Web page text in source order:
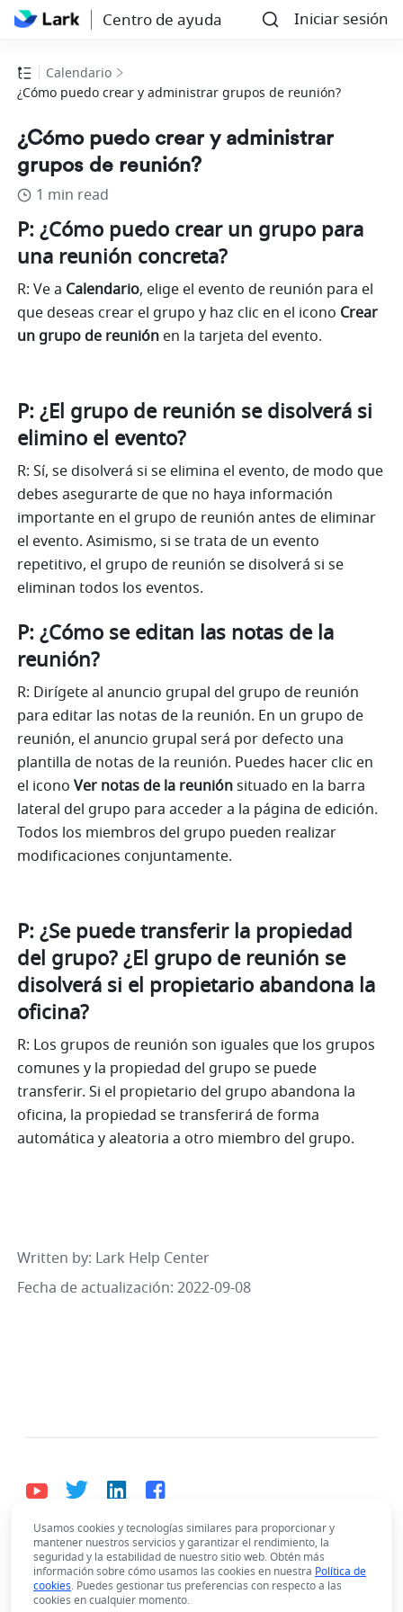
Centro de ayuda Iniciar sesión
Calendario
¿Cómo puedo crear y administrar grupos de reunión?
¿Cómo puedo crear y administrar
grupos de reunión?
1 min read
P: ¿Cómo puedo crear un grupo para
una reunión concreta?
R: Ve a Calendario, elige el evento de reunión para el
que deseas crear el grupo y haz clic en el icono Crear
un grupo de reunión en la tarjeta del evento.
P: ¿El grupo de reunión se disolverá si
elimino el evento?
R: Sí, se disolverá si se elimina el evento, de modo que
debes asegurarte de que no haya información
importante en el grupo de reunión antes de eliminar
el evento. Asimismo, si se trata de un evento
repetitivo, el grupo de reunión se disolverá si se
eliminan todos los eventos.
P: ¿Cómo se editan las notas de la
reunión?
R: Dirígete al anuncio grupal del grupo de reunión
para editar las notas de la reunión. En un grupo de
reunión, el anuncio grupal será por defecto una
plantilla de notas de la reunión. Puedes hacer clic en
el icono Ver notas de la reunión situado en la barra
lateral del grupo para acceder a la página de edición.
Todos los miembros del grupo pueden realizar
modificaciones conjuntamente.
P: ¿Se puede transferir la propiedad
del grupo? ¿El grupo de reunión se
disolverá si el propietario abandona la
oficina?
R: Los grupos de reunión son iguales que los grupos
comunes y la propiedad del grupo se puede
transferir. Si el propietario del grupo abandona la
oficina, la propiedad se transferirá de forma
automática y aleatoria a otro miembro del grupo.
Written by: Lark Help Center
Fecha de actualización: 2022-09-08
Español
Bahasa Indonesia Deutsch English
Español
Français
Italiano Português (Brasil)
Usamos cookies y tecnologías similares para proporcionar y
mantener nuestros servicios y garantizar el rendimiento, la
seguridad y la estabilidad de nuestro sitio web. Obtén más
información sobre cómo usamos las cookies en nuestra Política de
cookies. Puedes gestionar tus preferencias con respecto a las
cookies en cualquier momento.